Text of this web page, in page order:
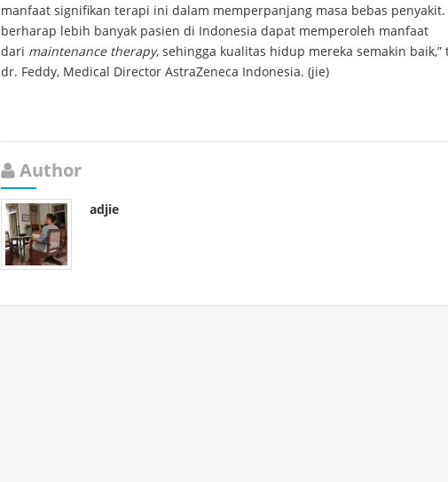
manfaat signifikan terapi ini dalam memperpanjang masa bebas penyakit.
berharap lebih banyak pasien di Indonesia dapat memperoleh manfaat
dari maintenance therapy, sehingga kualitas hidup mereka semakin baik,”
dr. Feddy, Medical Director AstraZeneca Indonesia. (jie)
Author
adjie